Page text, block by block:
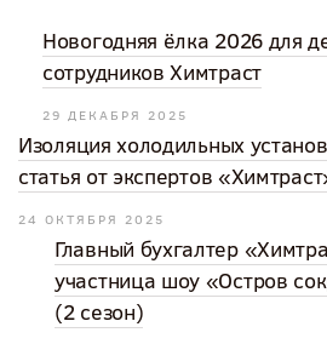
Новогодняя ёлка 2026 для
сотрудников Химтраст
29 ДЕКАБРЯ 2025
Изоляция холодильных
статья от экспертов
24 ОКТЯБРЯ 2025
Главный бухгалтер
участница шоу «Остров
(2 сезон)